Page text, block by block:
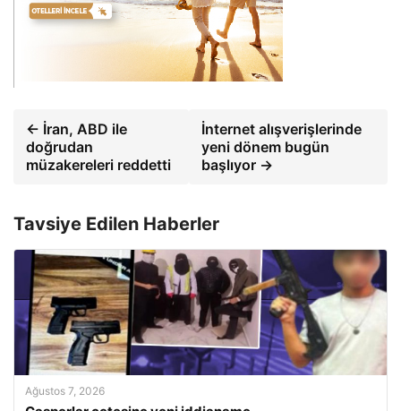
← İran, ABD ile
doğrudan
müzakereleri reddetti
İnternet alışverişlerinde
yeni dönem bugün
başlıyor →
Tavsiye Edilen Haberler
Ağustos 7, 2026